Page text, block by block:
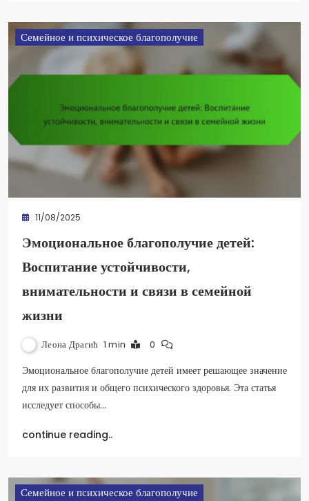
Семейное и психическое благополучие
11/08/2025
Эмоциональное благополучие детей:
Воспитание устойчивости,
внимательности и связи в семейной
жизни
Леона Драгић 1 min 0
Эмоциональное благополучие детей имеет решающее значение
для их развития и общего психического здоровья. Эта статья
исследует способы…
continue reading..
Семейное и психическое благополучие